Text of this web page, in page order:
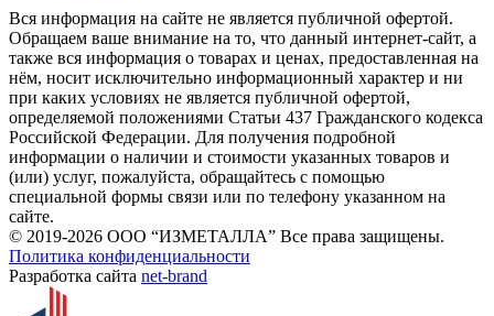
Вся информация на сайте не является публичной офертой.
Обращаем ваше внимание на то, что данный интернет-сайт, а
также вся информация о товарах и ценах, предоставленная на
нём, носит исключительно информационный характер и ни
при каких условиях не является публичной офертой,
определяемой положениями Статьи 437 Гражданского кодекса
Российской Федерации. Для получения подробной
информации о наличии и стоимости указанных товаров и
(или) услуг, пожалуйста, обращайтесь с помощью
специальной формы связи или по телефону указанном на
сайте.
© 2019-2026 ООО “ИЗМЕТАЛЛА” Все права защищены.
Политика конфиденциальности
Разработка сайта net-brand